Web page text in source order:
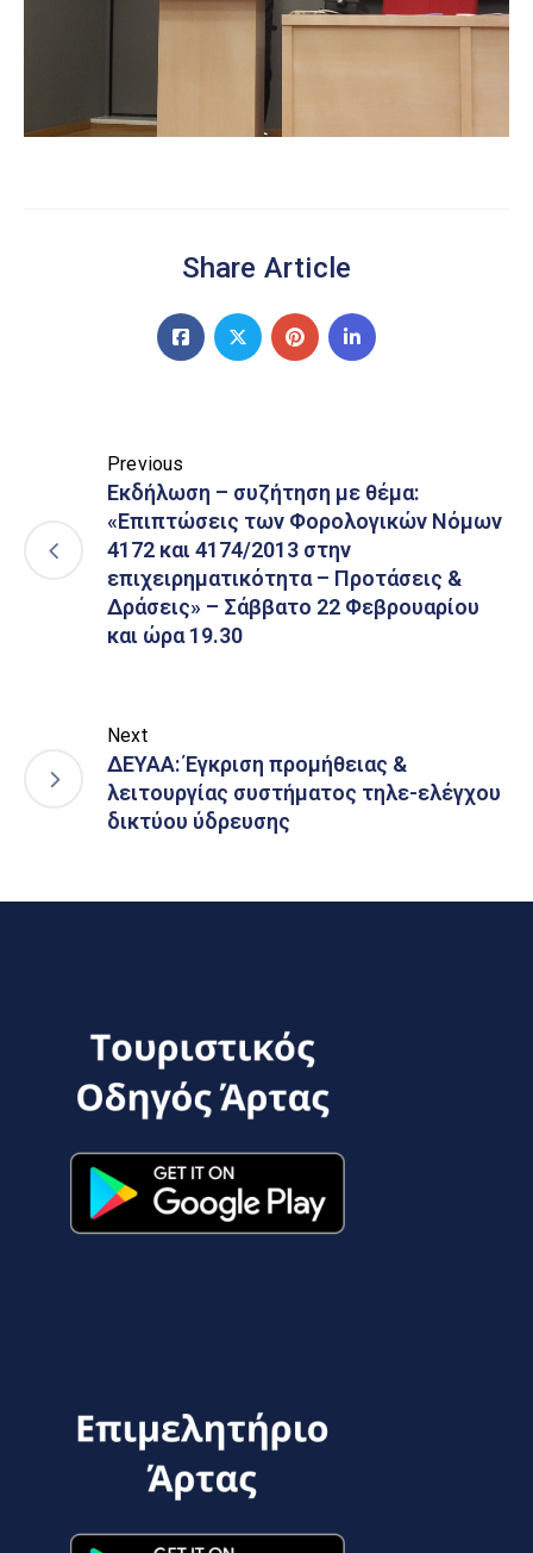
Share Article
Previous
Εκδήλωση – συζήτηση με θέμα:
«Επιπτώσεις των Φορολογικών Νόμων
4172 και 4174/2013 στην
επιχειρηματικότητα – Προτάσεις &
Δράσεις» – Σάββατο 22 Φεβρουαρίου
και ώρα 19.30
Next
ΔΕΥΑΑ: Έγκριση προμήθειας &
λειτουργίας συστήματος τηλε-ελέγχου
δικτύου ύδρευσης